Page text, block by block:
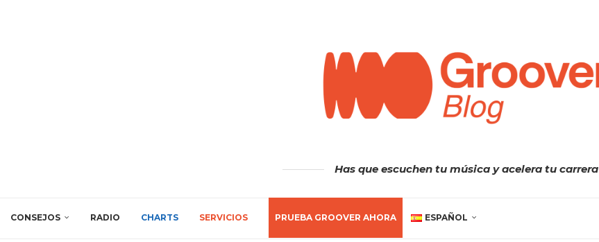
Has que escuchen tu música y acelera tu carrera
CONSEJOS RADIO CHARTS SERVICIOS PRUEBA GROOVER AHORA ESPAÑOL